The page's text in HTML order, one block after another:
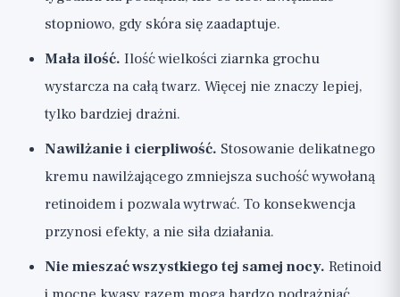
stopniowo, gdy skóra się zaadaptuje.
Mała ilość. Ilość wielkości ziarnka grochu
wystarcza na całą twarz. Więcej nie znaczy lepiej,
tylko bardziej drażni.
Nawilżanie i cierpliwość. Stosowanie delikatnego
kremu nawilżającego zmniejsza suchość wywołaną
retinoidem i pozwala wytrwać. To konsekwencja
przynosi efekty, a nie siła działania.
Nie mieszać wszystkiego tej samej nocy. Retinoid